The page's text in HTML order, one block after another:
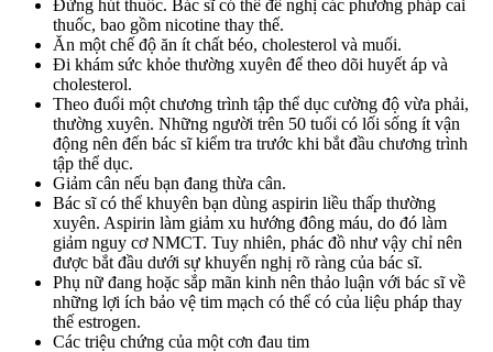
Đừng hút thuốc. Bác sĩ có thể đề nghị các phương pháp cai
thuốc, bao gồm nicotine thay thế.
Ăn một chế độ ăn ít chất béo, cholesterol và muối.
Đi khám sức khỏe thường xuyên để theo dõi huyết áp và
cholesterol.
Theo đuổi một chương trình tập thể dục cường độ vừa phải,
thường xuyên. Những người trên 50 tuổi có lối sống ít vận
động nên đến bác sĩ kiểm tra trước khi bắt đầu chương trình
tập thể dục.
Giảm cân nếu bạn đang thừa cân.
Bác sĩ có thể khuyên bạn dùng aspirin liều thấp thường
xuyên. Aspirin làm giảm xu hướng đông máu, do đó làm
giảm nguy cơ NMCT. Tuy nhiên, phác đồ như vậy chỉ nên
được bắt đầu dưới sự khuyến nghị rõ ràng của bác sĩ.
Phụ nữ đang hoặc sắp mãn kinh nên thảo luận với bác sĩ về
những lợi ích bảo vệ tim mạch có thể có của liệu pháp thay
thế estrogen.
Các triệu chứng của một cơn đau tim